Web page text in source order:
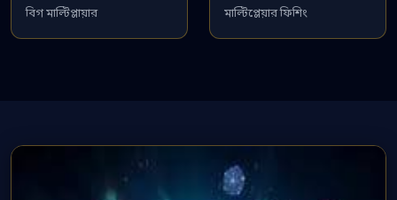
বিগ মাল্টিপ্লায়ার মাল্টিপ্লেয়ার ফিশিং